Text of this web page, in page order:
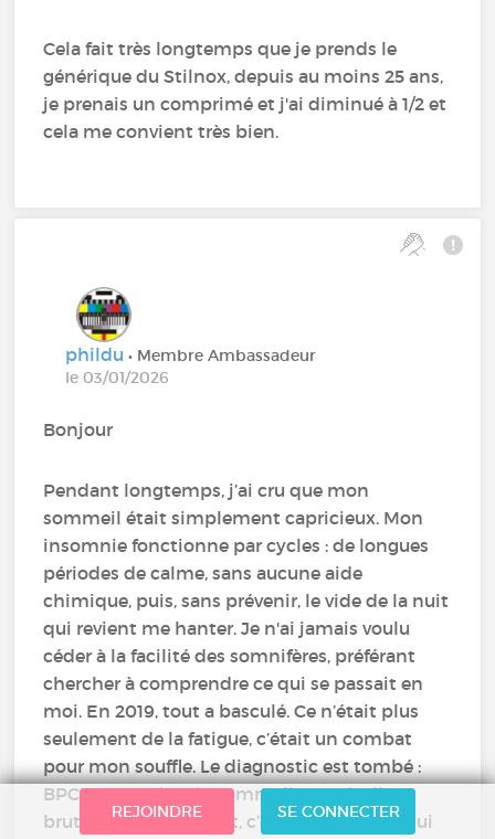
Cela fait très longtemps que je prends le
générique du Stilnox, depuis au moins 25 ans,
je prenais un comprimé et j'ai diminué à 1/2 et
cela me convient très bien.
phildu• Membre Ambassadeur
le 03/01/2026
Bonjour
Pendant longtemps, j’ai cru que mon
sommeil était simplement capricieux. Mon
insomnie fonctionne par cycles : de longues
périodes de calme, sans aucune aide
chimique, puis, sans prévenir, le vide de la nuit
qui revient me hanter. Je n'ai jamais voulu
céder à la facilité des somnifères, préférant
chercher à comprendre ce qui se passait en
moi. En 2019, tout a basculé. Ce n’était plus
seulement de la fatigue, c’était un combat
pour mon souffle. Le diagnostic est tombé :
BPCO et apnées du sommeil. Ces réveils
brutaux en pleine nuit, c’était mon corps qui
REJOINDRE SE CONNECTER